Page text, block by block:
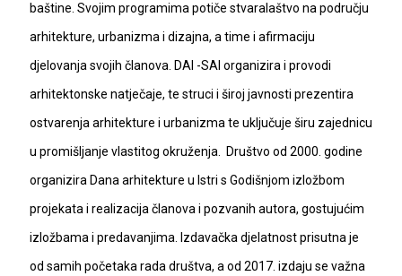
baštine. Svojim programima potiče stvaralaštvo na području
arhitekture, urbanizma i dizajna, a time i afirmaciju
djelovanja svojih članova. DAI -SAI organizira i provodi
arhitektonske natječaje, te struci i široj javnosti prezentira
ostvarenja arhitekture i urbanizma te uključuje širu zajednicu
u promišljanje vlastitog okruženja. Društvo od 2000. godine
organizira Dana arhitekture u Istri s Godišnjom izložbom
projekata i realizacija članova i pozvanih autora, gostujućim
izložbama i predavanjima. Izdavačka djelatnost prisutna je
od samih početaka rada društva, a od 2017. izdaju se važna